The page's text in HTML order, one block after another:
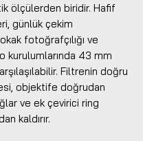
ölçülerden biridir. Hafif
günlük çekim
fotoğrafçılığı ve
kurulumlarında 43 mm
Filtrenin doğru
objektife doğrudan
ve ek çevirici ring
kaldırır.